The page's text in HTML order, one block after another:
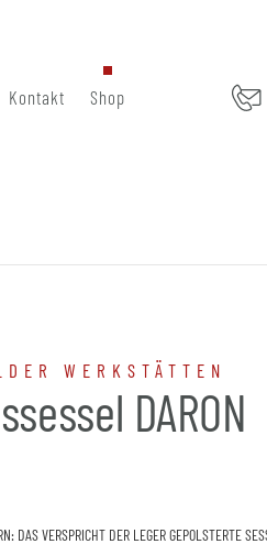
Kontakt Shop
WERKSTÄTTEN
DARON
DAS VERSPRICHT DER LEGER GEPOLSTERTE